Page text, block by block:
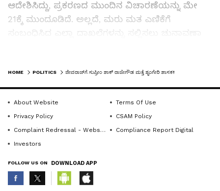
ಆದೇಶಿಸಿದ್ದು, ಪ್ರಕರಣದ ಮುಂದಿನ ವಿಚಾರಣೆಯನ್ನು ಮೇ
21ಕ್ಕೆ ಮುಂದೂಡಿದೆ. ಅಲ್ಲದೆ, ಮರು ಮತ ಎಣಿಕೆಗೆ
ನೀಡಿರುವುದರಿಂದ, ಮರು ಎಣಿಕೆಯಲ್ಲಿ ಜಯಗಳಿಸಿದ್ದ ಬಿಜೆಪಿ
ಅಭ್ಯರ್ಥಿ ಡಿ.ಎನ್. ಜೀವರಾಜ್ ಅವರ ಆಯ್ಕೆ ತಾತ್ಕಾಲಿಕವಾಗಿ
ಅಸಿಂಧುವಾಗಿದೆ. ಕಾಂಗ್ರೆಸ್‌ನ ಟಿ.ಡಿ.ರಾಜೇಗೌಡ ಅವರ ಶಾಸಕ
ಸ್ಥಾನವನ್ನು ಸುಪ್ರೀಂಕೋರ್ಟ್ ಮರುಸ್ಥಾಪಿಸಿದೆ.
Related Articles
HOME POLITICS ಜೀವರಾಜ್‌ಗೆ ಸುಪ್ರೀಂ ಶಾಕ್‌ ರಾಜೇಗೌಡ ಮತ್ತೆ ಶೃಂಗೇರಿ ಶಾಸಕ!
About Website
Terms Of Use
Privacy Policy
CSAM Policy
Complaint Redressal - Website
Compliance Report Digital
Investors
FOLLOW US ON DOWNLOAD APP